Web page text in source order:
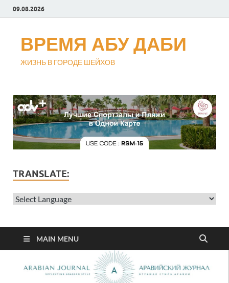
09.08.2026
ВРЕМЯ АБУ ДАБИ
ЖИЗНЬ В ГОРОДЕ ШЕЙХОВ
TRANSLATE:
MAIN MENU